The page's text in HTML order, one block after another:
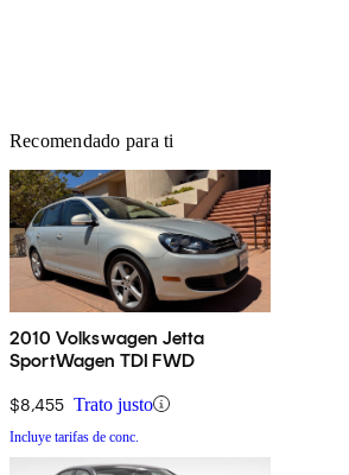
Recomendado para ti
2010 Volkswagen Jetta
SportWagen TDI FWD
$8,455 Trato justo
Incluye tarifas de conc.